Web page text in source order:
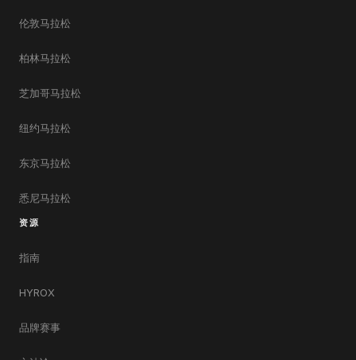
伦敦马拉松
柏林马拉松
芝加哥马拉松
纽约马拉松
东京马拉松
悉尼马拉松
资源
指南
HYROX
品牌赛事